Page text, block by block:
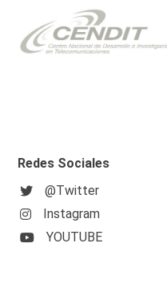
Redes Sociales
@Twitter
Instagram
YOUTUBE